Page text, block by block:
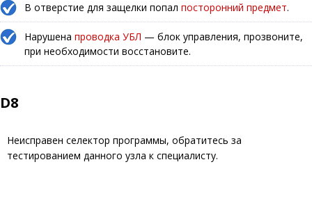
В отверстие для защелки попал посторонний предмет.
Нарушена проводка УБЛ — блок управления, прозвоните,
при необходимости восстановите.
D8
Неисправен селектор программы, обратитесь за
тестированием данного узла к специалисту.